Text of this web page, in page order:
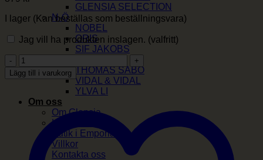
GLENSIA SELECTION
N-Ö
NOBEL
ORIS
SIF JAKOBS
THOMAS SABO
VIDAL & VIDAL
YLVA LI
Om oss
Om Glensia
Kundklubb
Butik i Emporia
Villkor
Kontakta oss
I lager (Kan beställas som beställningsvara)
Jag vill ha produkten inslagen. (valfritt)
THOMAS
SABO
-
KE2124-
L45V
mängd
Lägg till i varukorg